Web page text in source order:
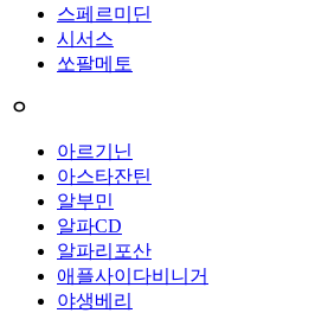
스페르미딘
시서스
쏘팔메토
ㅇ
아르기닌
아스타잔틴
알부민
알파CD
알파리포산
애플사이다비니거
야생베리